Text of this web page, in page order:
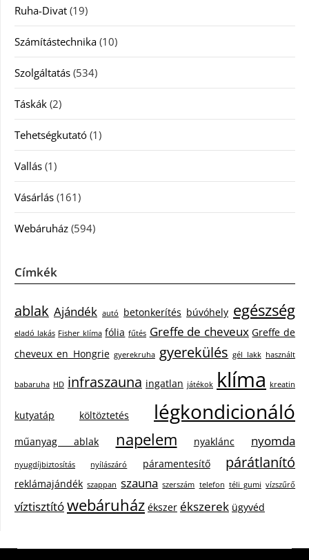
Ruha-Divat (19)
Számítástechnika (10)
Szolgáltatás (534)
Táskák (2)
Tehetségkutató (1)
Vallás (1)
Vásárlás (161)
Webáruház (594)
Címkék
ablak Ajándék autó betonkerítés búvóhely egészség
eladó lakás Fisher klíma fólia fűtés Greffe de cheveux Greffe de
cheveux en Hongrie gyerekruha gyerekülés gél lakk használt
babaruha HD infraszauna ingatlan játékok klíma kreatin
kutyatáp költöztetés légkondicionáló
műanyag ablak napelem nyaklánc nyomda
nyugdíjbiztosítás nyílászáró páramentesítő párátlanító
reklámajándék szappan szauna szerszám telefon téli gumi vízszűrő
víztisztítówebáruház ékszer ékszerek ügyvéd